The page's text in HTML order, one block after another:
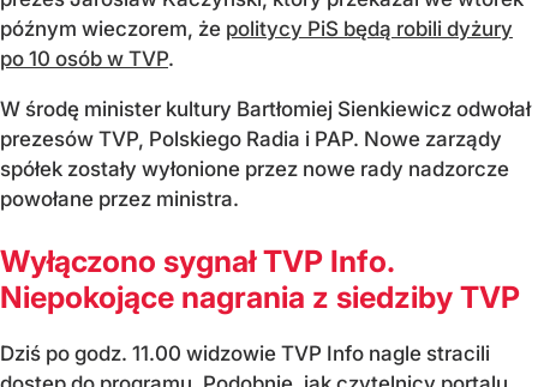
późnym wieczorem, że politycy PiS będą robili dyżury
po 10 osób w TVP.
W środę minister kultury Bartłomiej Sienkiewicz odwołał
prezesów TVP, Polskiego Radia i PAP. Nowe zarządy
spółek zostały wyłonione przez nowe rady nadzorcze
powołane przez ministra.
Wyłączono sygnał TVP Info.
Niepokojące nagrania z siedziby TVP
Dziś po godz. 11.00 widzowie TVP Info nagle stracili